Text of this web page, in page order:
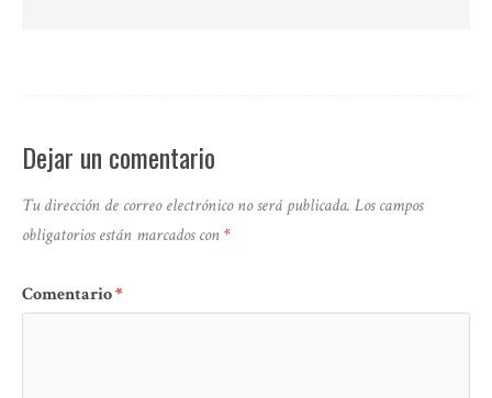
Dejar un comentario
Tu dirección de correo electrónico no será publicada. Los campos
obligatorios están marcados con*
Comentario*